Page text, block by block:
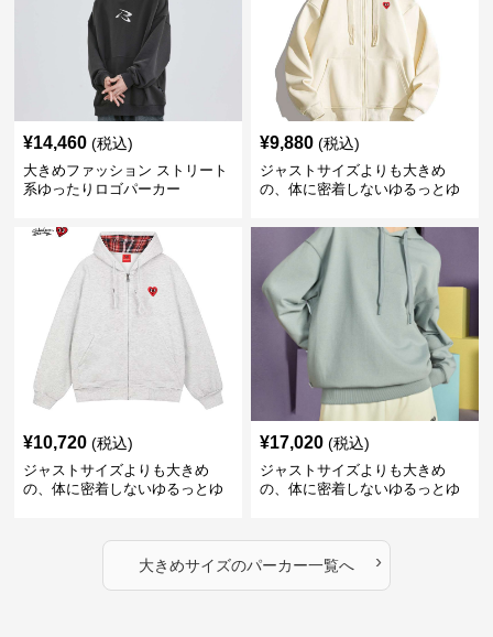
¥14,460 (税込)
大きめファッション ストリート
系ゆったりロゴパーカー
¥9,880 (税込)
ジャストサイズよりも大きめ
の、体に密着しないゆるっとゆ
ゆったりハッピーハート ジップ
アップパーカー
¥10,720 (税込)
ジャストサイズよりも大きめ
の、体に密着しないゆるっとゆ
アップパーカー
¥17,020 (税込)
ジャストサイズよりも大きめ
の、体に密着しないゆるっとゆ
大きめサイズのパーカー一覧へ ›